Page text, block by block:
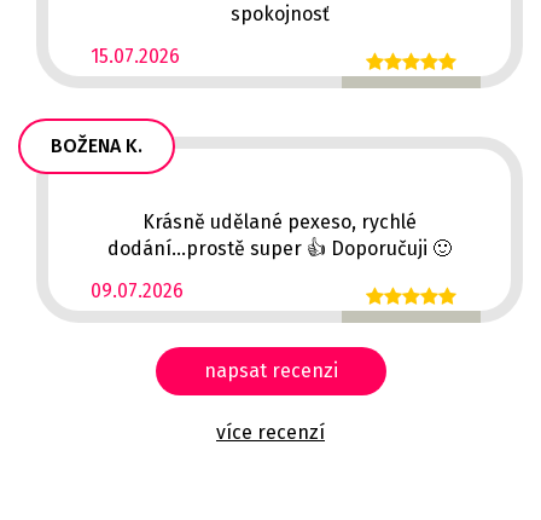
15.07.2026
spokojnosť
BOŽENA K.
09.07.2026
Krásně udělané pexeso, rychlé
dodání...prostě super 👍 Doporučuji 🙂
napsat recenzi
více recenzí